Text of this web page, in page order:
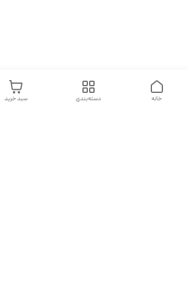
سبد خرید دسته‌بندی خانه